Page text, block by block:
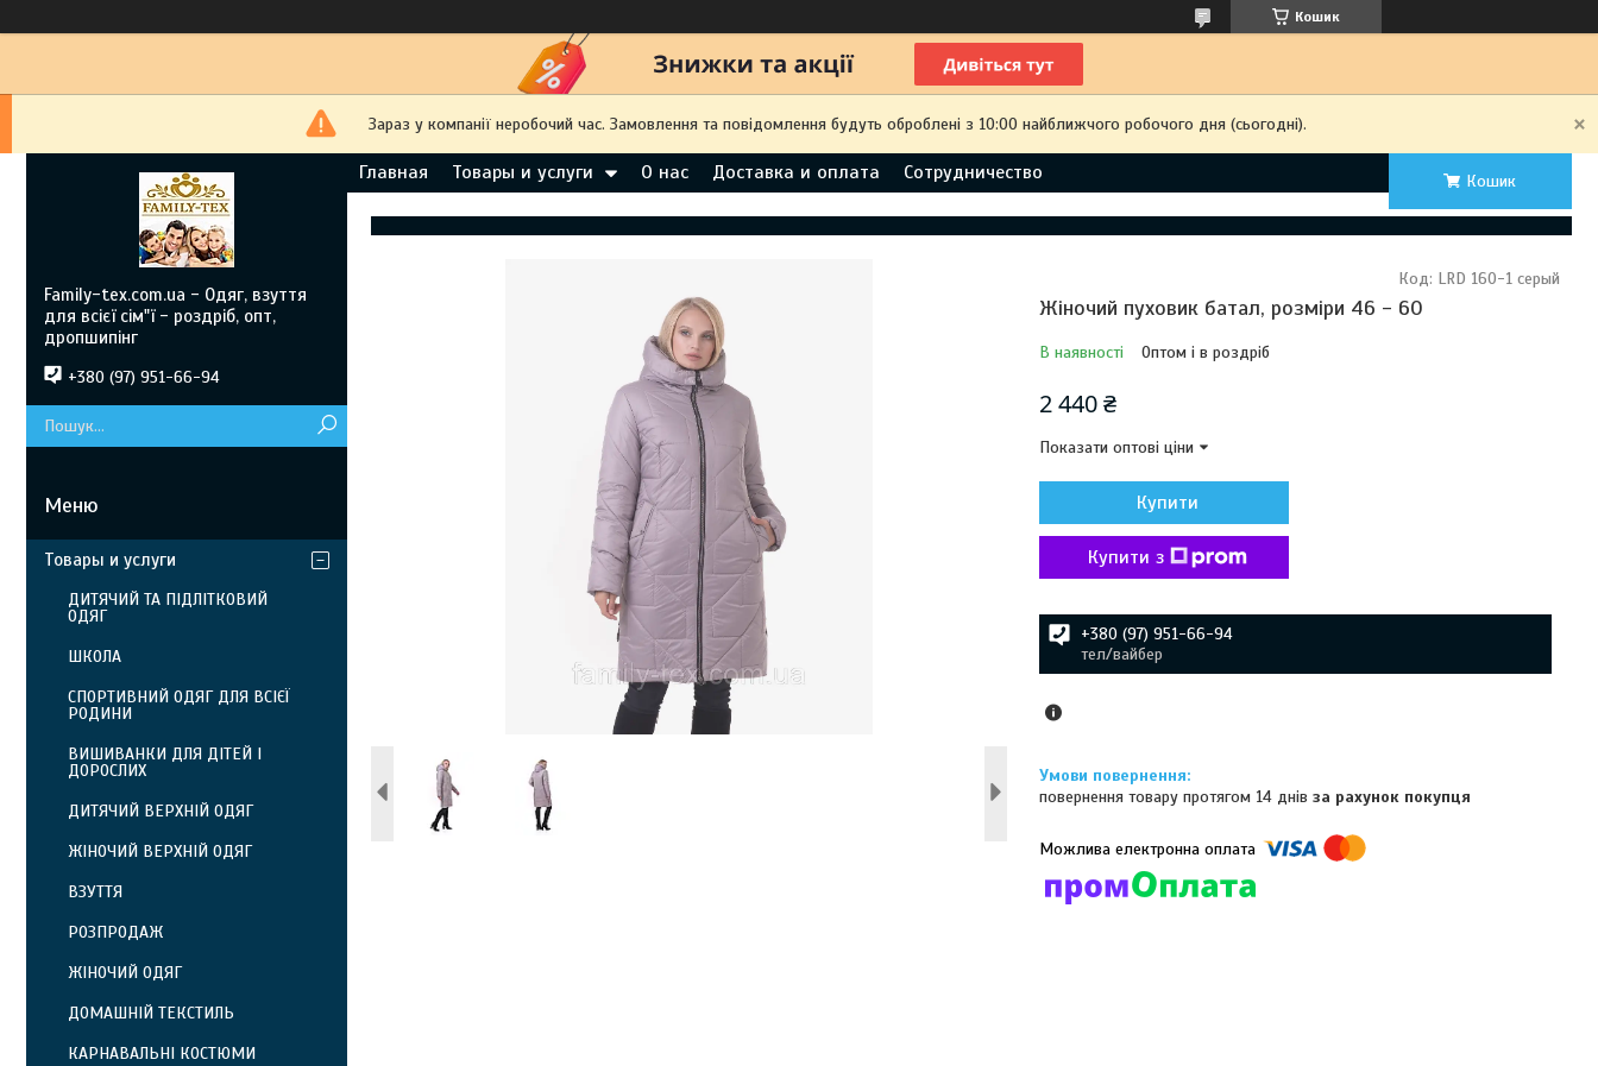
Кошик
Зараз у компанії неробочий час. Замовлення та повідомлення будуть оброблені з 10:00 найближчого робочого дня (сьогодні).
Главная Товары и услуги О нас Доставка и оплата Сотрудничество Кошик
Жіночий пуховик батал, розміри 46 - 60
В наявності Оптом і в роздріб
Код: LRD 160-1 серый
2 440 ₴
Показати оптові ціни
Купити
Купити з
+380 (97) 951-66-94
тел/вайбер
повернення товару протягом 14 днівза рахунок покупця
Family-tex.com.ua - Одяг, взуття
для всієї сім"ї - роздріб, опт,
дропшипінг
+380 (97) 951-66-94
Товары и услуги
ДИТЯЧИЙ ТА ПІДЛІТКОВИЙ
ОДЯГ
ШКОЛА
СПОРТИВНИЙ ОДЯГ ДЛЯ ВСІЄЇ
РОДИНИ
ВИШИВАНКИ ДЛЯ ДІТЕЙ І
ДОРОСЛИХ
ДИТЯЧИЙ ВЕРХНІЙ ОДЯГ
ЖІНОЧИЙ ВЕРХНІЙ ОДЯГ
ВЗУТТЯ
РОЗПРОДАЖ
ЖІНОЧИЙ ОДЯГ
ДОМАШНІЙ ТЕКСТИЛЬ
КАРНАВАЛЬНІ КОСТЮМИ